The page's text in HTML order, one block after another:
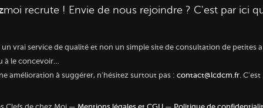
moi recrute ! Envie de nous rejoindre ? C'est par ici
vrai service de qualité et non un simple site de consultation de petites
à le concevoir…
amélioration à suggérer, n'hésitez surtout pas : contact@lcdcm.fr.